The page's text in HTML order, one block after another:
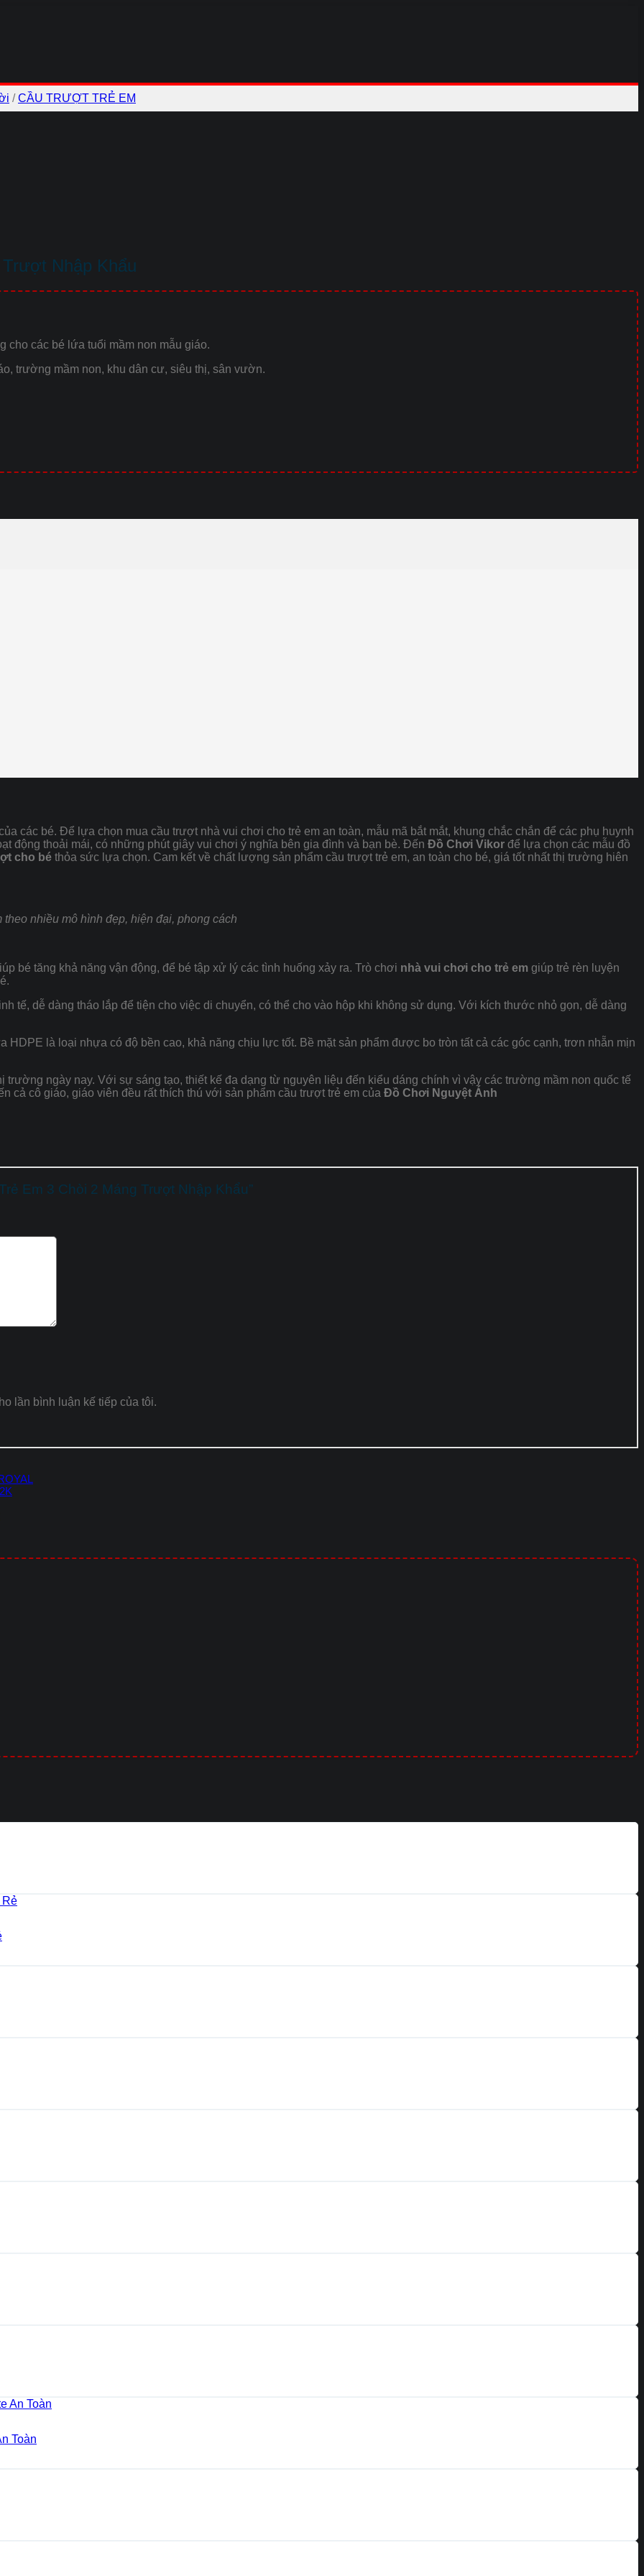
/ CẦU TRƯỢT TRẺ EM
Nhập Khẩu
cho các bé lứa tuổi mầm non mẫu giáo.
trường mầm non, khu dân cư, siêu thị, sân vườn.
các bé. Để lựa chọn mua cầu trượt nhà vui chơi cho trẻ em an toàn, mẫu mã bắt mắt, khung chắc chắn để các phụ huynh
động thoải mái, có những phút giây vui chơi ý nghĩa bên gia đình và bạn bè. Đến Đồ Chơi Vikor để lựa chọn các mẫu đồ
cho bé thỏa sức lựa chọn. Cam kết về chất lượng sản phẩm cầu trượt trẻ em, an toàn cho bé, giá tốt nhất thị trường hiên
nhiều mô hình đẹp, hiện đại, phong cách
bé tăng khả năng vận động, để bé tập xử lý các tình huống xảy ra. Trò chơi nhà vui chơi cho trẻ em giúp trẻ rèn luyện
tế, dễ dàng tháo lắp để tiện cho việc di chuyển, có thể cho vào hộp khi không sử dụng. Với kích thước nhỏ gọn, dễ dàng
HDPE là loại nhựa có độ bền cao, khả năng chịu lực tốt. Bề mặt sản phẩm được bo tròn tất cả các góc cạnh, trơn nhẵn mịn
trường ngày nay. Với sự sáng tạo, thiết kế đa dạng từ nguyên liệu đến kiểu dáng chính vì vậy các trường mầm non quốc tế
cả cô giáo, giáo viên đều rất thích thú với sản phẩm cầu trượt trẻ em của Đồ Chơi Nguyệt Ánh
Em 3 Chòi 2 Máng Trượt Nhập Khẩu”
lần bình luận kế tiếp của tôi.
Toàn